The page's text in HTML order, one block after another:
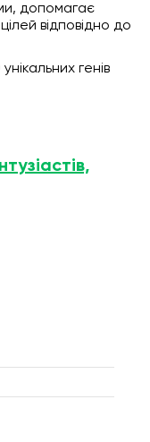
допомагає
відповідно до
генів